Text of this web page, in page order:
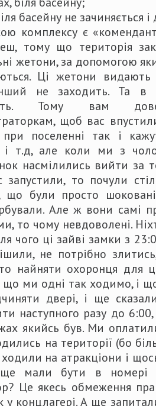
басейну не зачиняється
комплексу є
тому що територія
жетони, за допомогою
Ці жетони видають
не заходить. Та
Тому вам
щоб вас
поселенні так і
і т.д, але коли ми з
насмілились вийти за
то почули
що були просто
Але ж вони самі
то чому невдоволені.
чого ці зайві замки з
не потрібно
найняти охоронця для
що ми одні так ходимо, і
двері, і ще
наступного разу до
якийсь був. Ми
на території (бо
на атракціони і
мали бути в номері
Це якесь обмеження
у концлагері. А ще